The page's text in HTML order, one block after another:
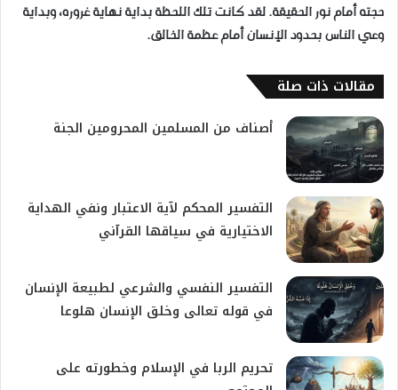
حجته أمام نور الحقيقة. لقد كانت تلك اللحظة بداية نهاية غروره، وبداية
وعي الناس بحدود الإنسان أمام عظمة الخالق.
مقالات ذات صلة
أصناف من المسلمين المحرومين الجنة
​التفسير المحكم لآية الاعتبار ونفي الهداية
الاختيارية في سياقها القرآني
التفسير النفسي والشرعي لطبيعة الإنسان
في قوله تعالى وخلق الإنسان هلوعا
​تحريم الربا في الإسلام وخطورته على